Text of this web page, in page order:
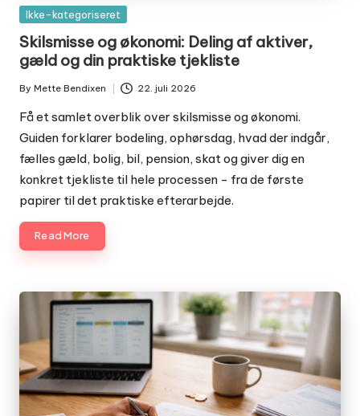
Posted
Ikke-kategoriseret
Skilsmisse og økonomi: Deling af aktiver,
gæld og din praktiske tjekliste
Posted
by
By Mette Bendixen 22. juli 2026
Få et samlet overblik over skilsmisse og økonomi.
Guiden forklarer bodeling, ophørsdag, hvad der indgår,
fælles gæld, bolig, bil, pension, skat og giver dig en
konkret tjekliste til hele processen - fra de første
papirer til det praktiske efterarbejde.
Read More